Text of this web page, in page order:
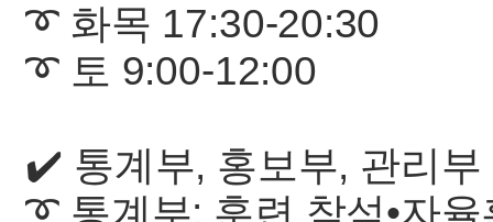
➰ 화목 17:30-20:30
➰ 토 9:00-12:00
✔️ 통계부, 홍보부, 관리
➰ 통계부: 훈련 참석•자